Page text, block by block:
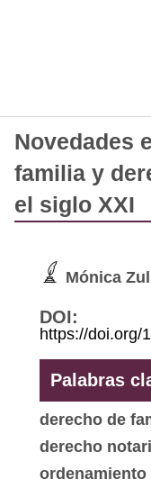
Novedades
familia y
el siglo XXI
Mónica
DOI:
https://doi.org/
Palabras
derecho de
derecho
ordenamiento